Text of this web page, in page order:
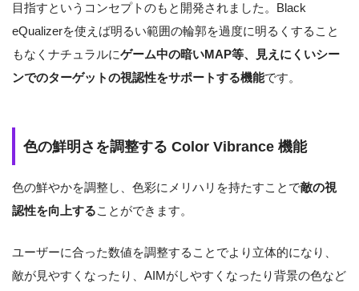
目指すというコンセプトのもと開発されました。Black
eQualizerを使えば明るい範囲の輪郭を過度に明るくすること
もなくナチュラルにゲーム中の暗いMAP等、見えにくいシー
ンでのターゲットの視認性をサポートする機能です。
色の鮮明さを調整する Color Vibrance 機能
色の鮮やかを調整し、色彩にメリハリを持たすことで敵の視
認性を向上することができます。
ユーザーに合った数値を調整することでより立体的になり、
敵が見やすくなったり、AIMがしやすくなったり背景の色など